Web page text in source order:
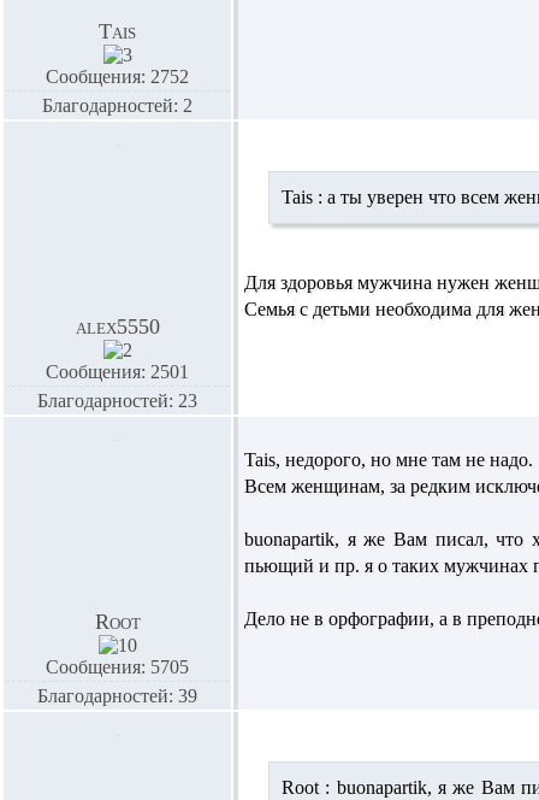
Tais
Сообщения: 2752
Благодарностей: 2
alex5550
Сообщения: 2501
Благодарностей: 23
Tais : а ты уверен что всем
Для здоровья мужчина нужен
Семья с детьми необходима для
Root
Сообщения: 5705
Благодарностей: 39
Tais, недорого, но мне там не надо.
Всем женщинам, за редким
buonapartik, я же Вам писал, что
пьющий и пр. я о таких мужчинах
Дело не в орфографии, а в
Root : buonapartik,я же Вам